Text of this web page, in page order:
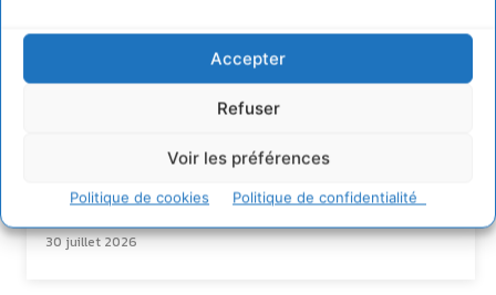
Accepter
Refuser
Voir les préférences
Politique de cookies Politique de confidentialité
entreprises à devenir des alliées du vivant
4 août 2026
Comment le sol français a perdu sa mémoire
30 juillet 2026